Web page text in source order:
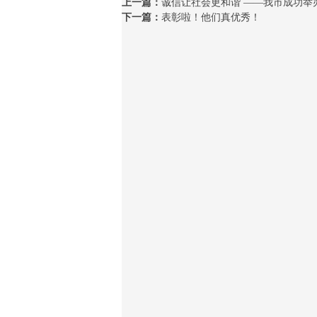
上一篇： 诚信让社会更和谐 ——我市成功举
下一篇： 表彰啦！他们真优秀！